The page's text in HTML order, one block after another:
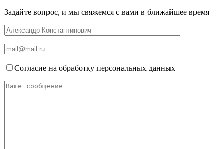
Задайте вопрос, и мы свяжемся с вами в ближайшее время
Согласие на обработку персональных данных